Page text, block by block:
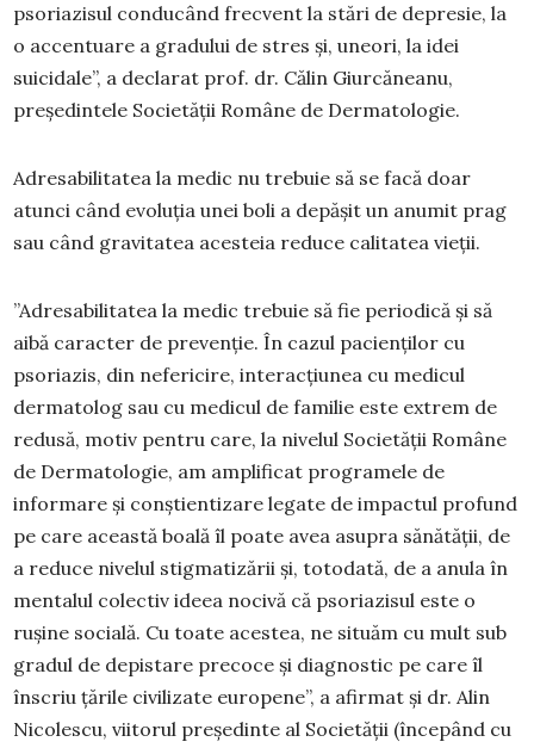
psoriazisul conducând frecvent la stări de depresie, la
o accentuare a gradului de stres și, uneori, la idei
suicidale”, a declarat prof. dr. Călin Giurcăneanu,
președintele Societății Române de Dermatologie.
Adresabilitatea la medic nu trebuie să se facă doar
atunci când evoluția unei boli a depășit un anumit prag
sau când gravitatea acesteia reduce calitatea vieții.
”Adresabilitatea la medic trebuie să fie periodică și să
aibă caracter de prevenție. În cazul pacienților cu
psoriazis, din nefericire, interacțiunea cu medicul
dermatolog sau cu medicul de familie este extrem de
redusă, motiv pentru care, la nivelul Societății Române
de Dermatologie, am amplificat programele de
informare și conștientizare legate de impactul profund
pe care această boală îl poate avea asupra sănătății, de
a reduce nivelul stigmatizării și, totodată, de a anula în
mentalul colectiv ideea nocivă că psoriazisul este o
rușine socială. Cu toate acestea, ne situăm cu mult sub
gradul de depistare precoce și diagnostic pe care îl
înscriu țările civilizate europene”, a afirmat și dr. Alin
Nicolescu, viitorul președinte al Societății (începând cu